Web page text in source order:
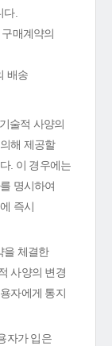
.
매계약의
배송
술적 사양의
해 제공할
. 이 경우에는
명시하여
즉시
을 체결한
사양의 변경
자에게 통지
자가 입은